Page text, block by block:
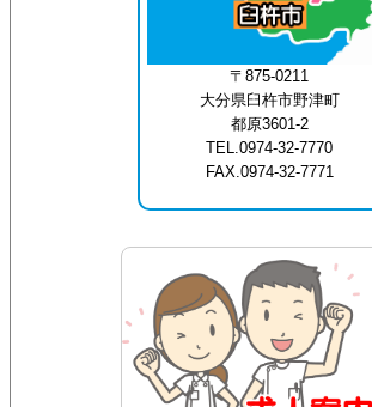
〒875-0211
大分県臼杵市野津町
都原3601-2
TEL.0974-32-7770
FAX.0974-32-7771